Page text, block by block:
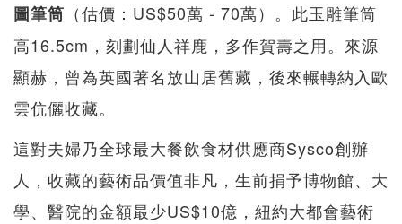
圖筆筒 （估價：US$50萬 - 70萬）。此玉雕筆筒
高16.5cm，刻劃仙人祥鹿，多作賀壽之用。來源
顯赫，曾為英國著名放山居舊藏，後來輾轉納入歐
雲伉儷收藏。
這對夫婦乃全球最大餐飲食材供應商Sysco創辦
人，收藏的藝術品價值非凡，生前捐予博物館、大
學、醫院的金額最少US$10億，紐約大都會藝術